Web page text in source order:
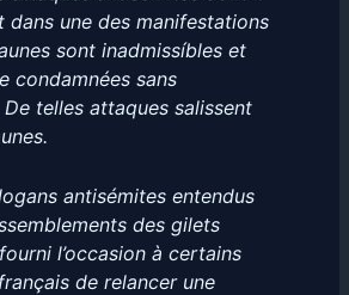
dans une des manifestations
sont inadmissíbles et
condamnées sans
telles attaques salissent
antisémites entendus
des gilets
l’occasion à certains
de relancer une